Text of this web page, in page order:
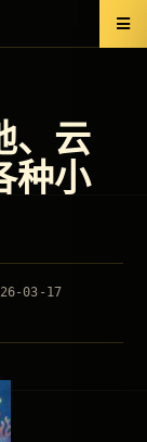
、云
种小
03-17